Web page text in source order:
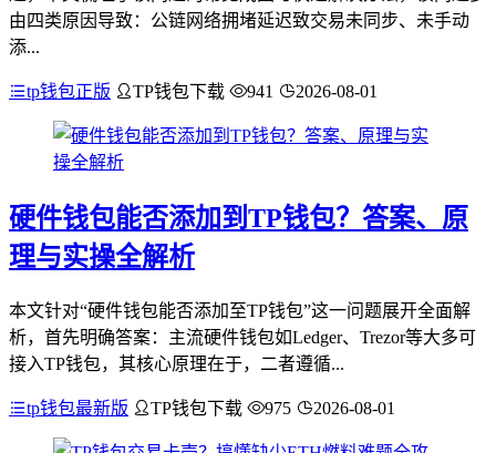
由四类原因导致：公链网络拥堵延迟致交易未同步、未手动
添...
tp钱包正版 TP钱包下载 941 2026-08-01
硬件钱包能否添加到TP钱包？答案、原
理与实操全解析
本文针对“硬件钱包能否添加至TP钱包”这一问题展开全面解
析，首先明确答案：主流硬件钱包如Ledger、Trezor等大多可
接入TP钱包，其核心原理在于，二者遵循...
tp钱包最新版 TP钱包下载 975 2026-08-01